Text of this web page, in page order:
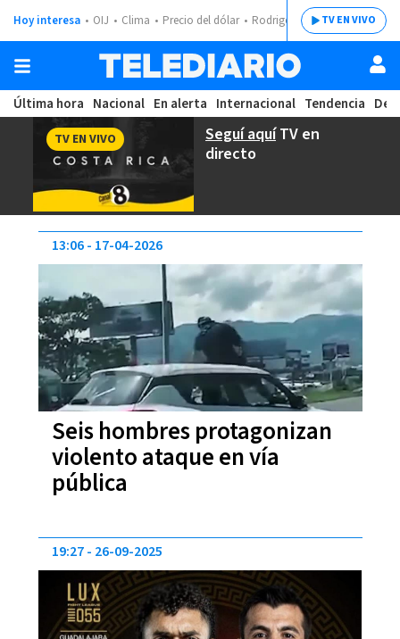
Hoy interesa OIJ Clima Precio del dólar Rodrigo ChavesTV EN VIVO
Última hora Nacional En alerta Internacional Tendencia
Seguí aquíTV en
directo
TV EN VIVO
Seis hombres protagonizan
violento ataque en vía
pública
13:06 17-04-2026
19:27 26-09-2025